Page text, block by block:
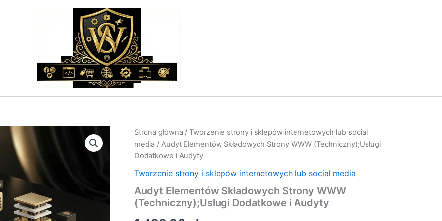
Strona główna / Tworzenie strony i sklepów internetowych lub social
media / Audyt Elementów Składowych Strony WWW (Techniczny);Usługi
Dodatkowe i Audyty
Tworzenie strony i sklepów internetowych lub social media
Audyt Elementów Składowych Strony WWW
(Techniczny);Usługi Dodatkowe i Audyty
ilość
Audyt
Elementów
Składowych
Strony
(Techniczny);Usługi
Dodatkowe
Audyty